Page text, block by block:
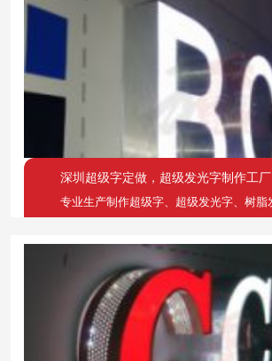
深圳超级字定做，超级发光字制作工厂